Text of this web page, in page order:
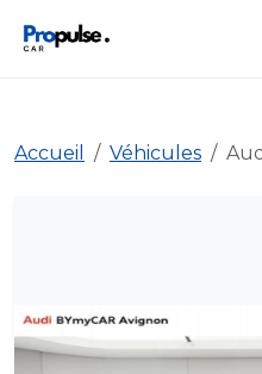
Accueil Véhicules